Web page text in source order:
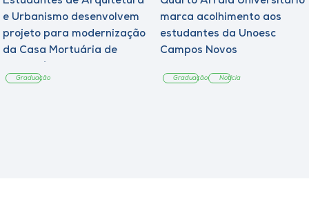
e Urbanismo desenvolvem
projeto para modernização
da Casa Mortuária de
Graduação
marca acolhimento aos
estudantes da Unoesc
Campos Novos
Graduação Notícia